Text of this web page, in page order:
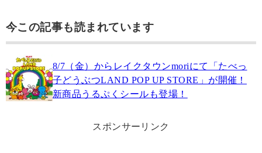
今この記事も読まれています
8/7（金）からレイクタウンmoriにて「たべっ
子どうぶつLAND POP UP STORE」が開催！
新商品うるぷくシールも登場！
スポンサーリンク